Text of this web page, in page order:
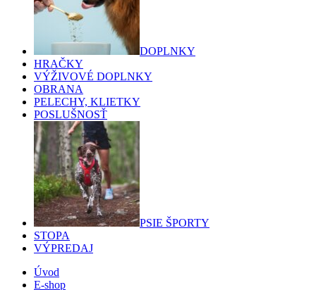
DOPLNKY
HRAČKY
VÝŽIVOVÉ DOPLNKY
OBRANA
PELECHY, KLIETKY
POSLUŠNOSŤ
PSIE ŠPORTY
STOPA
VÝPREDAJ
Úvod
E-shop